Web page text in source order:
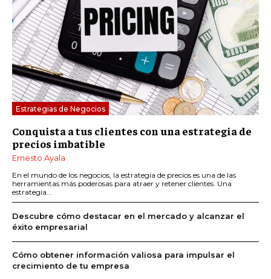
Estrategias de Negocios
Conquista a tus clientes con una estrategia de
precios imbatible
Ernesto Ayala
En el mundo de los negocios, la estrategia de precios es una de las
herramientas más poderosas para atraer y retener clientes. Una
estrategia...
Descubre cómo destacar en el mercado y alcanzar el
éxito empresarial
Cómo obtener información valiosa para impulsar el
crecimiento de tu empresa